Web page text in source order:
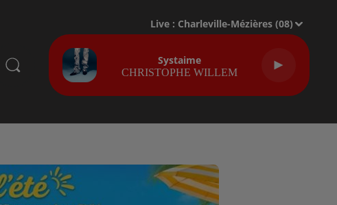
Live : Charleville-Mézières (08)
Systaime
CHRISTOPHE WILLEM